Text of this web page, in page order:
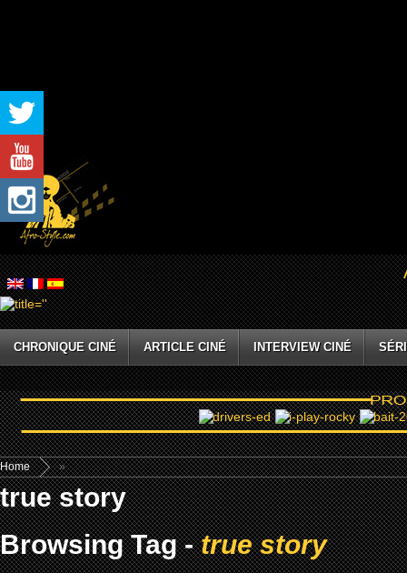
CHRONIQUE CINÉ ARTICLE CINÉ INTERVIEW CINÉ
Home »
true story
Browsing Tag -true story